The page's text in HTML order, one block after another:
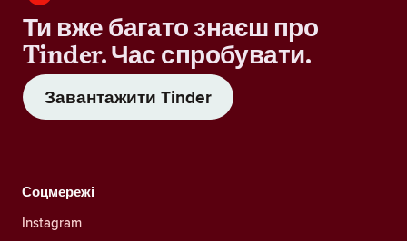
Ти вже багато знаєш про
Tinder. Час спробувати.
Завантажити Tinder
Соцмережі
Instagram